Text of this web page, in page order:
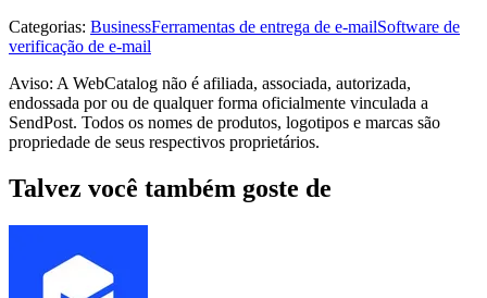
Categorias: BusinessFerramentas de entrega de e-mailSoftware de
verificação de e-mail
Aviso: A WebCatalog não é afiliada, associada, autorizada,
endossada por ou de qualquer forma oficialmente vinculada a
SendPost. Todos os nomes de produtos, logotipos e marcas são
propriedade de seus respectivos proprietários.
Talvez você também goste de